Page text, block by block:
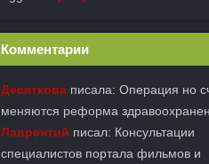
Комментарии
Десяткова писала: Операция но
меняются реформа
Лаврентий писал: Консультации
специалистов портала фильмов и